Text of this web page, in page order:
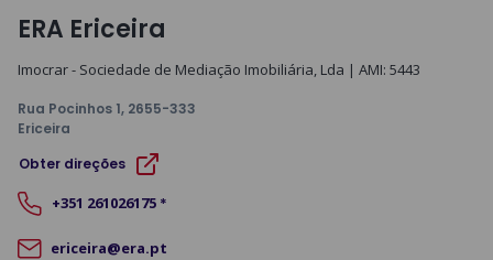
ERA Ericeira
Imocrar - Sociedade de Mediação Imobiliária, Lda | AMI: 5443
Rua Pocinhos 1, 2655-333
Ericeira
Obter direções
+351 261026175 *
ericeira@era.pt